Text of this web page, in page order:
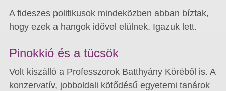
A fideszes politikusok mindeközben abban bíztak,
hogy ezek a hangok idővel elülnek. Igazuk lett.
Pinokkió és a tücsök
Volt kiszálló a Professzorok Batthyány Köréből is. A
konzervatív, jobboldali kötődésű egyetemi tanárok